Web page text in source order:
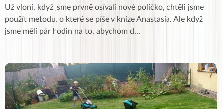
Už vloni, když jsme prvně osívali nové políčko, chtěli jsme
použít metodu, o které se píše v knize Anastasia. Ale když
jsme měli pár hodin na to, abychom d...